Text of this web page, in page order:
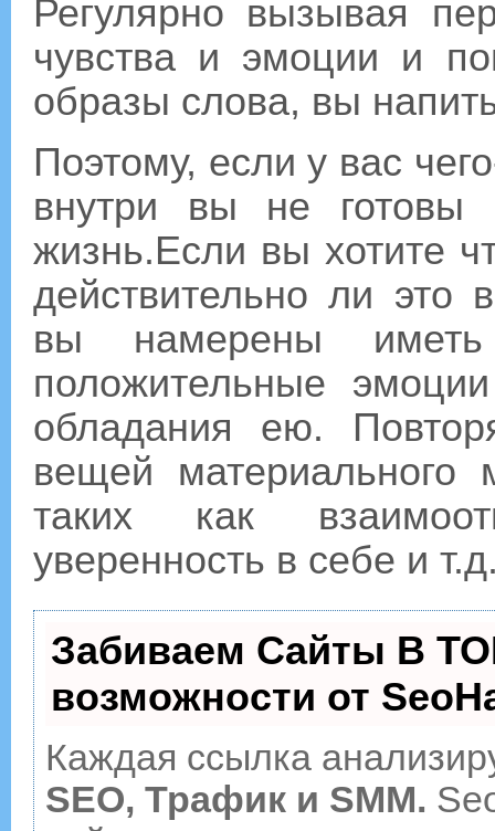
Регулярно вызывая
чувства и эмоции и
образы слова, вы
Поэтому, если у вас
внутри вы не готовы
жизнь.Если вы хотите
действительно ли это
вы намерены
положительные
обладания ею.
вещей
таких как
уверенность в себе и
Забиваем Сайты В
возможности от
Каждая ссылка
SEO, Трафик и SMM.